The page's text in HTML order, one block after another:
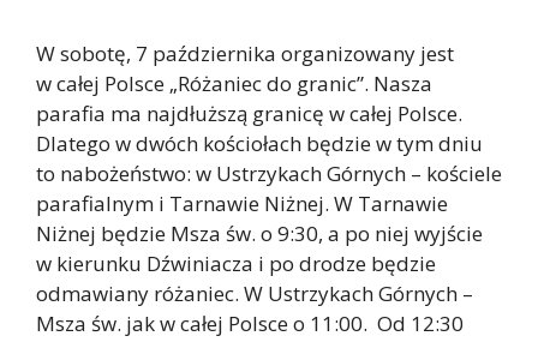
W sobotę, 7 października organizowany jest
w całej Polsce „Różaniec do granic”. Nasza
parafia ma najdłuższą granicę w całej Polsce.
Dlatego w dwóch kościołach będzie w tym dniu
to nabożeństwo: w Ustrzykach Górnych – kościele
parafialnym i Tarnawie Niżnej. W Tarnawie
Niżnej będzie Msza św. o 9:30, a po niej wyjście
w kierunku Dźwiniacza i po drodze będzie
odmawiany różaniec. W Ustrzykach Górnych –
Msza św. jak w całej Polsce o 11:00. Od 12:30